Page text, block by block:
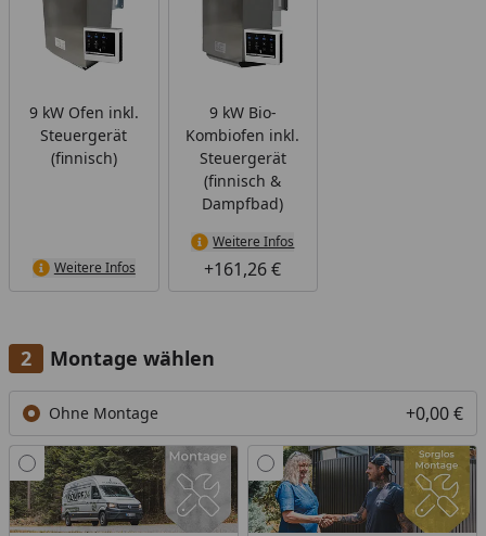
9 kW Ofen inkl.
Steuergerät
(finnisch)
Weitere Infos
9 kW Bio-
Kombiofen inkl.
Steuergerät
(finnisch &
Dampfbad)
Weitere Infos
+161,26 €
Montage wählen
Ohne Montage +0,00 €